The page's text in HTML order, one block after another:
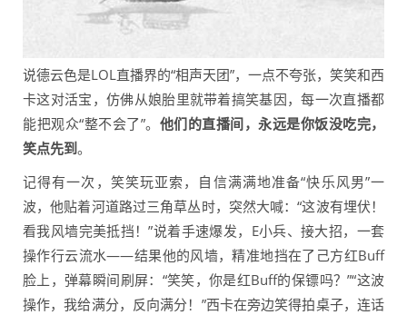
说德云色是LOL直播界的“相声天团”，一点不夸张，笑笑和西
卡这对活宝，仿佛从娘胎里就带着搞笑基因，每一次直播都
能把观众“整不会了”。 他们的直播间，永远是你饭没吃完，
笑点先到。
记得有一次，笑笑玩亚索，自信满满地准备“快乐风男”一
波，他贴着河道路过三角草丛时，突然大喊：“这波有埋伏！
看我风墙完美抵挡！”说着手速爆发，E小兵、接大招，一套
操作行云流水——结果他的风墙，精准地挡在了己方红Buff
脸上，弹幕瞬间刷屏：“笑笑，你是红Buff的保镖吗？”“这波
操作，我给满分，反向满分！”西卡在旁边笑得拍桌子，连话